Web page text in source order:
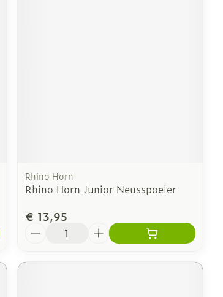
Rhino Horn
Rhino Horn Junior Neusspoeler
€ 13,95